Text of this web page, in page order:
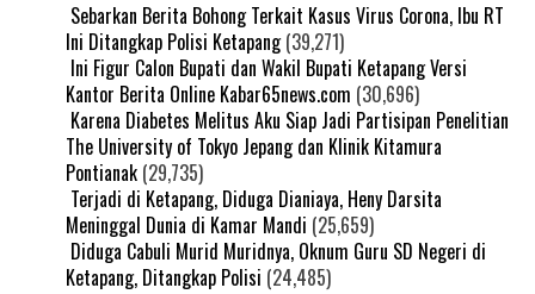
Sebarkan Berita Bohong Terkait Kasus Virus Corona, Ibu RT
Ini Ditangkap Polisi Ketapang (39,271)
Ini Figur Calon Bupati dan Wakil Bupati Ketapang Versi
Kantor Berita Online Kabar65news.com (30,696)
Karena Diabetes Melitus Aku Siap Jadi Partisipan Penelitian
The University of Tokyo Jepang dan Klinik Kitamura
Pontianak (29,735)
Terjadi di Ketapang, Diduga Dianiaya, Heny Darsita
Meninggal Dunia di Kamar Mandi (25,659)
Diduga Cabuli Murid Muridnya, Oknum Guru SD Negeri di
Ketapang, Ditangkap Polisi (24,485)